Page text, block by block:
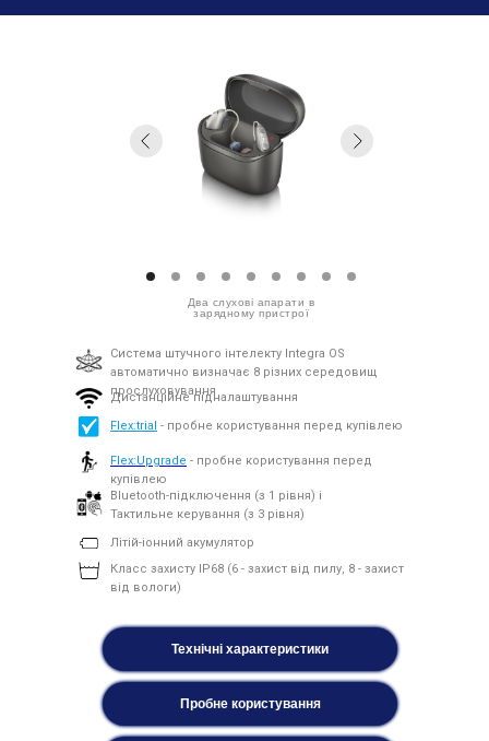
Два слухові апарати в
зарядному пристрої
Дистанційне підналаштування
Flex:trial - пробне користування перед купівлею
Літій-іонний акумулятор
Класс захисту IP68 (6 - захист від пилу, 8 - захист
від вологи)
Bluetooth-підключення (з 1 рівня) і
Тактильне керування (з 3 рівня)
Система штучного інтелекту Integra OS
автоматично визначає 8 різних середовищ
прослуховування
Flex:Upgrade - пробне користування перед
купівлею
Технічні характеристики
Пробне користування